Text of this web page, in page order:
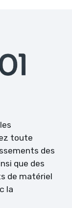
toute
des
que des
de matériel
la